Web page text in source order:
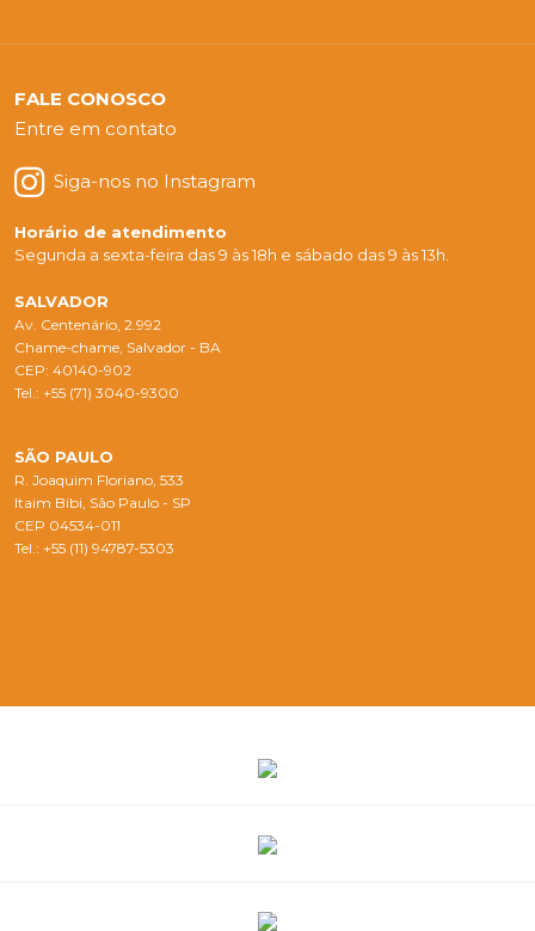
FALE CONOSCO
Entre em contato
Siga-nos no Instagram
Horário de atendimento
Segunda a sexta-feira das 9 às 18h e sábado das 9 às 13h.
SALVADOR
Av. Centenário, 2.992
Chame-chame, Salvador - BA
CEP: 40140-902
Tel.: +55 (71) 3040-9300
SÃO PAULO
R. Joaquim Floriano, 533
Itaim Bibi, São Paulo - SP
CEP 04534-011
Tel.: +55 (11) 94787-5303